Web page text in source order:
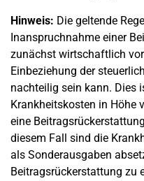
Hinweis: Die geltende
Inanspruchnahme einer
zunächst wirtschaftlich
Einbeziehung der
nachteilig sein kann. Dies
Krankheitskosten in Höhe
eine
diesem Fall sind die
als Sonderausgaben
Beitragsrückerstattung zu